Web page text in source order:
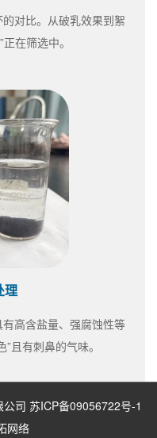
对比。从破乳效果到絮
在筛选中。
理
高含盐量、强腐蚀性等
且有刺鼻的气味。
公司 苏ICP备09056722号-1
网络